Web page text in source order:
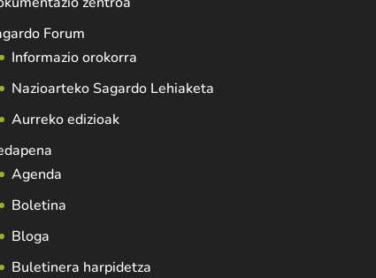
Forum
Informazio orokorra
Nazioarteko Sagardo Lehiaketa
Aurreko edizioak
Agenda
Boletina
Bloga
Buletinera harpidetza